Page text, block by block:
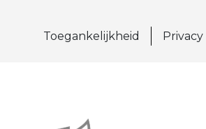
Toegankelijkheid Privacy